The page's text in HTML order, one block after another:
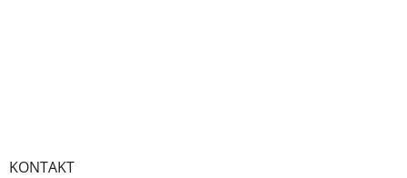
KONTAKT